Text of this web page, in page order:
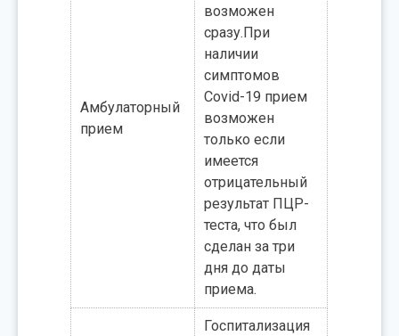
Амбулаторный
прием
возможен
сразу.При
наличии
симптомов
Covid-19 прием
возможен
только если
имеется
отрицательный
результат ПЦР-
теста, что был
сделан за три
дня до даты
приема.
Госпитализация